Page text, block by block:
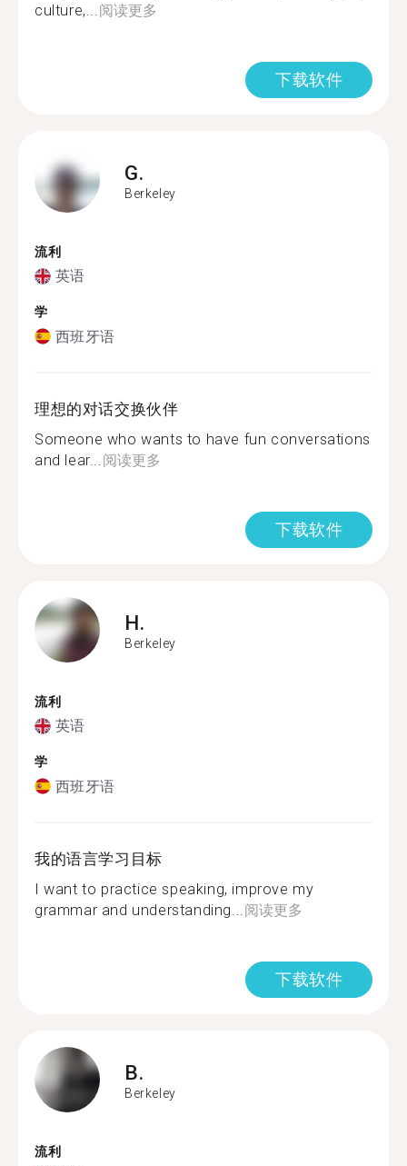
culture,... 阅读更多
下载软件
G.
Berkeley
流利
英语
学
西班牙语
理想的对话交换伙伴
Someone who wants to have fun conversations
and lear... 阅读更多
下载软件
H.
Berkeley
流利
英语
学
西班牙语
我的语言学习目标
I want to practice speaking, improve my
grammar and understanding... 阅读更多
下载软件
B.
Berkeley
流利